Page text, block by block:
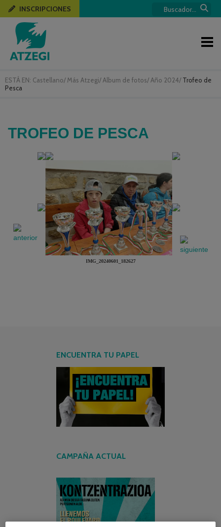
ESTÁ EN: Castellano/ Más Atzegi/ Album de fotos/ Año 2024/ Trofeo de
Pesca
INSCRIPCIONES
TROFEO DE PESCA
IMG_20240601_182627
ENCUENTRA TU PAPEL
CAMPAÑA ACTUAL